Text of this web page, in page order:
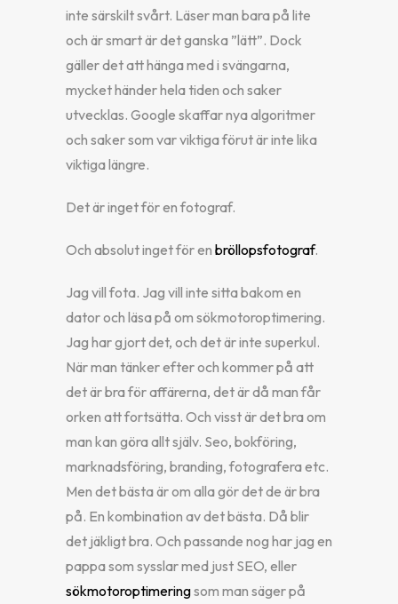
inte särskilt svårt. Läser man bara på lite
och är smart är det ganska ”lätt”. Dock
gäller det att hänga med i svängarna,
mycket händer hela tiden och saker
utvecklas. Google skaffar nya algoritmer
och saker som var viktiga förut är inte lika
viktiga längre.
Det är inget för en fotograf.
Och absolut inget för en bröllopsfotograf.
Jag vill fota. Jag vill inte sitta bakom en
dator och läsa på om sökmotoroptimering.
Jag har gjort det, och det är inte superkul.
När man tänker efter och kommer på att
det är bra för affärerna, det är då man får
orken att fortsätta. Och visst är det bra om
man kan göra allt själv. Seo, bokföring,
marknadsföring, branding, fotografera etc.
Men det bästa är om alla gör det de är bra
på. En kombination av det bästa. Då blir
det jäkligt bra. Och passande nog har jag en
pappa som sysslar med just SEO, eller
sökmotoroptimeringsom man säger på